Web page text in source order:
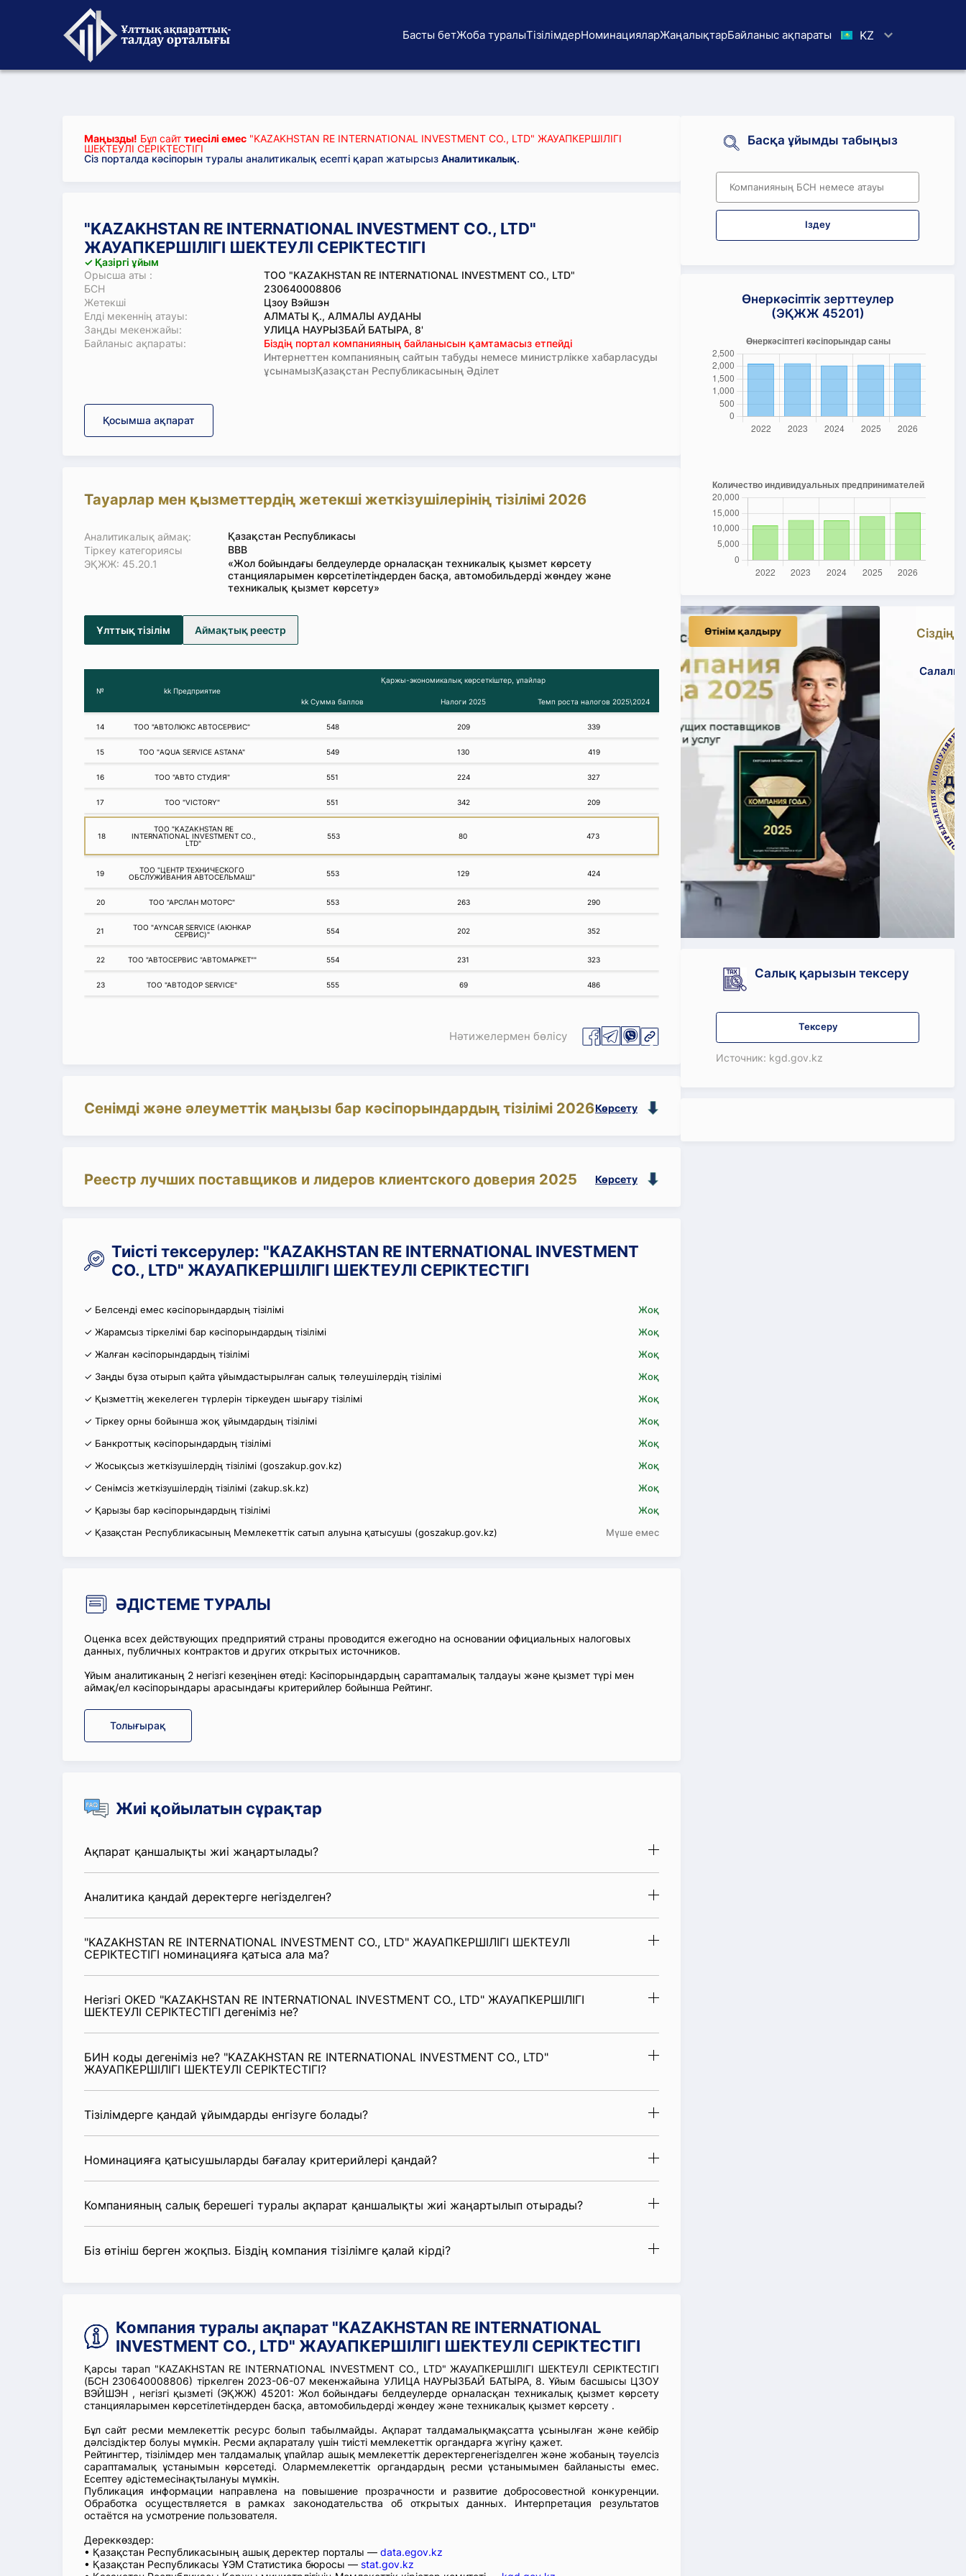
Басты бетЖоба туралыТізілімдерНоминацияларЖаңалықтарБайланыс ақпараты KZ
Маңызды! Бұл сайт тиесілі емес "KAZAKHSTAN RE INTERNATIONAL INVESTMENT CO., LTD" ЖАУАПКЕРШІЛІГІ
ШЕКТЕУЛІ СЕРІКТЕСТІГІ
Сіз порталда кәсіпорын туралы аналитикалық есепті қарап жатырсыз Аналитикалық.
"KAZAKHSTAN RE INTERNATIONAL INVESTMENT CO., LTD"
ЖАУАПКЕРШІЛІГІ ШЕКТЕУЛІ СЕРІКТЕСТІГІ
✓ Қазіргі ұйым
Орысша аты :
ТОО "KAZAKHSTAN RE INTERNATIONAL INVESTMENT CO., LTD"
БСН
230640008806
Жетекші
Цзоу Вэйшэн
Елді мекеннің атауы:
АЛМАТЫ Қ., АЛМАЛЫ АУДАНЫ
Заңды мекенжайы:
УЛИЦА НАУРЫЗБАЙ БАТЫРА, 8'
Байланыс ақпараты:
Біздің портал компанияның байланысын қамтамасыз етпейді
Интернеттен компанияның сайтын табуды немесе министрлікке хабарласуды
ұсынамызҚазақстан Республикасының Әділет
Қосымша ақпарат
Тауарлар мен қызметтердің жетекші жеткізушілерінің тізілімі 2026
Аналитикалық аймақ:
Қазақстан Республикасы
Тіркеу категориясы
ВВВ
ЭҚЖЖ: 45.20.1
«Жол бойындағы белдеулерде орналасқан техникалық қызмет көрсету
станцияларымен көрсетілетіндерден басқа, автомобильдерді жөндеу және
техникалық қызмет көрсету»
Ұлттық тізілім Аймақтық реестр
№ kk Предприятие
Қаржы-экономикалық көрсеткіштер, ұпайлар
kk Сумма баллов Налоги 2025 Темп роста налогов 2025\2024
14 ТОО "АВТОЛЮКС АВТОСЕРВИС" 548 209 339
15 ТОО "AQUA SERVICE ASTANA" 549 130 419
16 ТОО "АВТО СТУДИЯ" 551 224 327
17 ТОО "VICTORY" 551 342 209
18
ТОО "KAZAKHSTAN RE
INTERNATIONAL INVESTMENT CO.,
LTD"
553 80 473
19
ТОО "ЦЕНТР ТЕХНИЧЕСКОГО
ОБСЛУЖИВАНИЯ АВТОСЕЛЬМАШ"
553 129 424
20 ТОО "АРСЛАН МОТОРС" 553 263 290
21
ТОО "AYNCAR SERVICE (АЮНКАР
СЕРВИС)"
554 202 352
22 ТОО "АВТОСЕРВИС "АВТОМАРКЕТ"" 554 231 323
23 ТОО "АВТОДОР SERVICE" 555 69 486
Нәтижелермен бөлісу
Сенімді және әлеуметтік маңызы бар кәсіпорындардың тізілімі 2026Көрсету
Реестр лучших поставщиков и лидеров клиентского доверия 2025 Көрсету
Тиісті тексерулер: "KAZAKHSTAN RE INTERNATIONAL INVESTMENT
CO., LTD" ЖАУАПКЕРШІЛІГІ ШЕКТЕУЛІ СЕРІКТЕСТІГІ
✓ Белсенді емес кәсіпорындардың тізілімі
Жоқ
✓ Жарамсыз тіркелімі бар кәсіпорындардың тізілімі
Жоқ
✓ Жалған кәсіпорындардың тізілімі
Жоқ
✓ Заңды бұза отырып қайта ұйымдастырылған салық төлеушілердің тізілімі
Жоқ
✓ Қызметтің жекелеген түрлерін тіркеуден шығару тізілімі
Жоқ
✓ Тіркеу орны бойынша жоқ ұйымдардың тізілімі
Жоқ
✓ Банкроттық кәсіпорындардың тізілімі
Жоқ
✓ Жосықсыз жеткізушілердің тізілімі (goszakup.gov.kz)
Жоқ
✓ Сенімсіз жеткізушілердің тізілімі (zakup.sk.kz)
Жоқ
✓ Қарызы бар кәсіпорындардың тізілімі
Жоқ
✓ Қазақстан Республикасының Мемлекеттік сатып алуына қатысушы (goszakup.gov.kz)
Мүше емес
ӘДІСТЕМЕ ТУРАЛЫ
Оценка всех действующих предприятий страны проводится ежегодно на основании официальных налоговых
данных, публичных контрактов и других открытых источников.
Ұйым аналитиканың 2 негізгі кезеңінен өтеді: Кәсіпорындардың сараптамалық талдауы және қызмет түрі мен
аймақ/ел кәсіпорындары арасындағы критерийлер бойынша Рейтинг.
Толығырақ
Жиі қойылатын сұрақтар
Ақпарат қаншалықты жиі жаңартылады?
Аналитика қандай деректерге негізделген?
"KAZAKHSTAN RE INTERNATIONAL INVESTMENT CO., LTD" ЖАУАПКЕРШІЛІГІ ШЕКТЕУЛІ
СЕРІКТЕСТІГІ номинацияға қатыса ала ма?
Негізгі OKED "KAZAKHSTAN RE INTERNATIONAL INVESTMENT CO., LTD" ЖАУАПКЕРШІЛІГІ
ШЕКТЕУЛІ СЕРІКТЕСТІГІ дегеніміз не?
БИН коды дегеніміз не? "KAZAKHSTAN RE INTERNATIONAL INVESTMENT CO., LTD"
ЖАУАПКЕРШІЛІГІ ШЕКТЕУЛІ СЕРІКТЕСТІГІ?
Тізілімдерге қандай ұйымдарды енгізуге болады?
Номинацияға қатысушыларды бағалау критерийлері қандай?
Компанияның салық берешегі туралы ақпарат қаншалықты жиі жаңартылып отырады?
Біз өтініш берген жоқпыз. Біздің компания тізілімге қалай кірді?
Компания туралы ақпарат "KAZAKHSTAN RE INTERNATIONAL
INVESTMENT CO., LTD" ЖАУАПКЕРШІЛІГІ ШЕКТЕУЛІ СЕРІКТЕСТІГІ
Қарсы тарап "KAZAKHSTAN RE INTERNATIONAL INVESTMENT CO., LTD" ЖАУАПКЕРШІЛІГІ ШЕКТЕУЛІ СЕРІКТЕСТІГІ
(БСН 230640008806) тіркелген 2023-06-07 мекенжайына УЛИЦА НАУРЫЗБАЙ БАТЫРА, 8. Ұйым басшысы ЦЗОУ
ВЭЙШЭН , негізгі қызметі (ЭҚЖЖ) 45201: Жол бойындағы белдеулерде орналасқан техникалық қызмет көрсету
станцияларымен көрсетілетіндерден басқа, автомобильдерді жөндеу және техникалық қызмет көрсету .
Бұл сайт ресми мемлекеттік ресурс болып табылмайды. Ақпарат талдамалықмақсатта ұсынылған және кейбір
дәлсіздіктер болуы мүмкін. Ресми ақпараталу үшін тиісті мемлекеттік органдарға жүгіну қажет.
Рейтингтер, тізілімдер мен талдамалық ұпайлар ашық мемлекеттік деректергенегізделген және жобаның тәуелсіз
сараптамалық ұстанымын көрсетеді. Олармемлекеттік органдардың ресми ұстанымымен байланысты емес.
Есептеу әдістемесінақтылануы мүмкін.
Публикация информации направлена на повышение прозрачности и развитие добросовестной конкуренции.
Обработка осуществляется в рамках законодательства об открытых данных. Интерпретация результатов
остаётся на усмотрение пользователя.
Дереккөздер:
• Қазақстан Республикасының ашық деректер порталы — data.egov.kz
• Қазақстан Республикасы ҰЭМ Статистика бюросы — stat.gov.kz
Басқа ұйымды табыңыз
Іздеу
Өнеркәсіптік зерттеулер
(ЭҚЖЖ 45201)
Сіздің компанияңыз үздіктердің
қатарында!
Салалық номинацияға қатысу үшін
өтініміңізді жіберіңіз!
Салық қарызын тексеру
Тексеру
Источник: kgd.gov.kz